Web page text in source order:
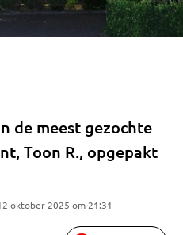
de meest gezochte
Toon R., opgepakt
oktober 2025 om 21:31